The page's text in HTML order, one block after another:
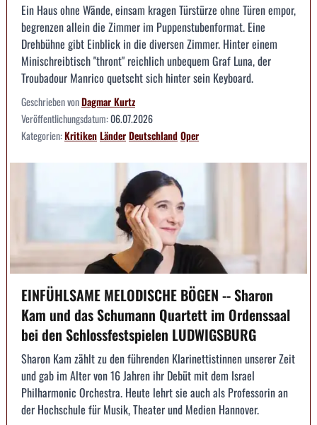
Ein Haus ohne Wände, einsam kragen Türstürze ohne Türen empor,
begrenzen allein die Zimmer im Puppenstubenformat. Eine
Drehbühne gibt Einblick in die diversen Zimmer. Hinter einem
Minischreibtisch "thront" reichlich unbequem Graf Luna, der
Troubadour Manrico quetscht sich hinter sein Keyboard.
Geschrieben vonDagmar Kurtz
Veröffentlichungsdatum:06.07.2026
Kategorien:KritikenLänderDeutschlandOper
EINFÜHLSAME MELODISCHE BÖGEN -- Sharon
Kam und das Schumann Quartett im Ordenssaal
bei den Schlossfestspielen LUDWIGSBURG
Sharon Kam zählt zu den führenden Klarinettistinnen unserer Zeit
und gab im Alter von 16 Jahren ihr Debüt mit dem Israel
Philharmonic Orchestra. Heute lehrt sie auch als Professorin an
der Hochschule für Musik, Theater und Medien Hannover.